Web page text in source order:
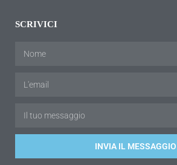
SCRIVICI
INVIA IL MESSAGGIO